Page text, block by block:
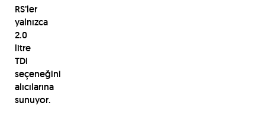
RS’ler
yalnızca
2.0
litre
TDI
seçeneğini
alıcılarına
sunuyor.